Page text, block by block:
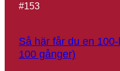
#153
Så här får du en
100 gånger)